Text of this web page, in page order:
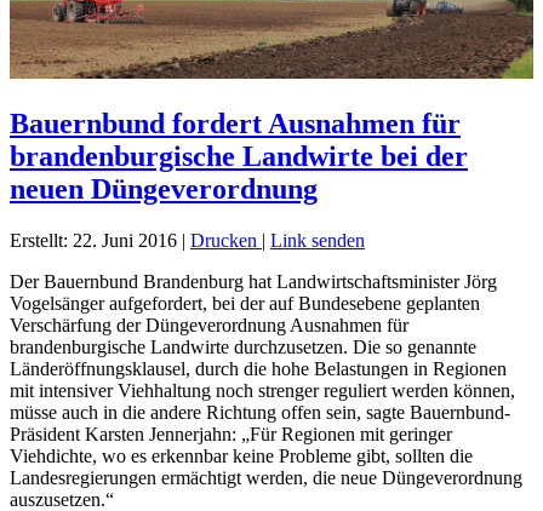
Bauernbund fordert Ausnahmen für
brandenburgische Landwirte bei der
neuen Düngeverordnung
Erstellt: 22. Juni 2016 | Drucken | Link senden
Der Bauernbund Brandenburg hat Landwirtschaftsminister Jörg
Vogelsänger aufgefordert, bei der auf Bundesebene geplanten
Verschärfung der Düngeverordnung Ausnahmen für
brandenburgische Landwirte durchzusetzen. Die so genannte
Länderöffnungsklausel, durch die hohe Belastungen in Regionen
mit intensiver Viehhaltung noch strenger reguliert werden können,
müsse auch in die andere Richtung offen sein, sagte Bauernbund-
Präsident Karsten Jennerjahn: „Für Regionen mit geringer
Viehdichte, wo es erkennbar keine Probleme gibt, sollten die
Landesregierungen ermächtigt werden, die neue Düngeverordnung
auszusetzen.“